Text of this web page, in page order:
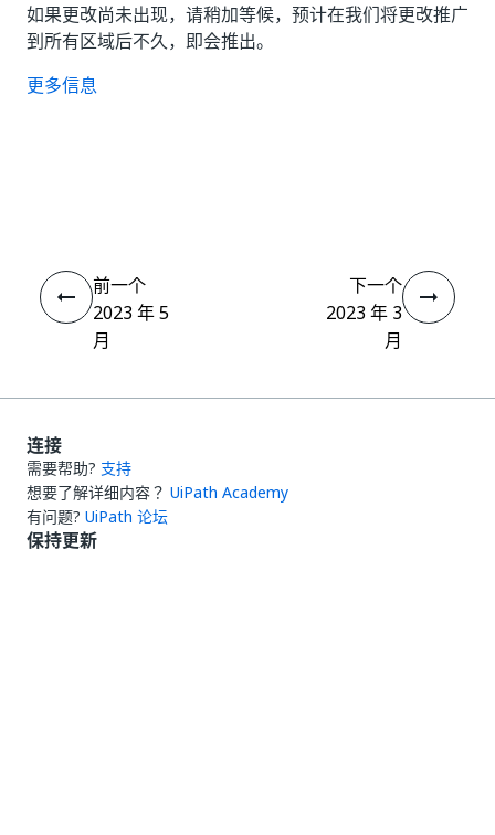
如果更改尚未出现，请稍加等候，预计在我们将更改推广
到所有区域后不久，即会推出。
更多信息
前一个
2023 年 5
月
下一个
2023 年 3
月
连接
需要帮助? 支持
想要了解详细内容？ UiPath Academy
有问题? UiPath 论坛
保持更新